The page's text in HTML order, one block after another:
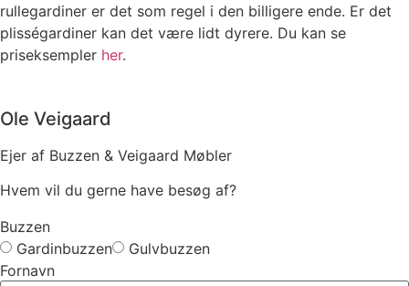
rullegardiner er det som regel i den billigere ende. Er det
plisségardiner kan det være lidt dyrere. Du kan se
priseksempler her.
Ole Veigaard
Ejer af Buzzen & Veigaard Møbler
Hvem vil du gerne have besøg af?
Buzzen
Gardinbuzzen
Gulvbuzzen
Fornavn